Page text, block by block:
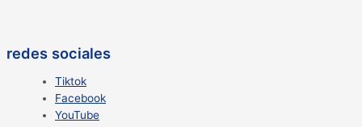
redes sociales
Tiktok
Facebook
YouTube